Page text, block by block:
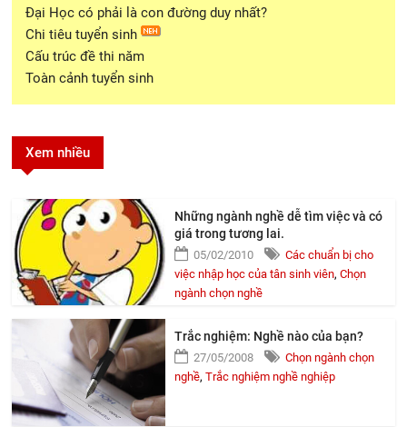
Đại Học có phải là con đường duy nhất?
Chi tiêu tuyển sinh
Cấu trúc đề thi năm
Toàn cảnh tuyển sinh
Xem nhiều
Những ngành nghề dễ tìm việc và có
giá trong tương lai.
05/02/2010
Các chuẩn bị cho
việc nhập học của tân sinh viên, Chọn
ngành chọn nghề
Trắc nghiệm: Nghề nào của bạn?
27/05/2008
Chọn ngành chọn
nghề, Trắc nghiệm nghề nghiệp